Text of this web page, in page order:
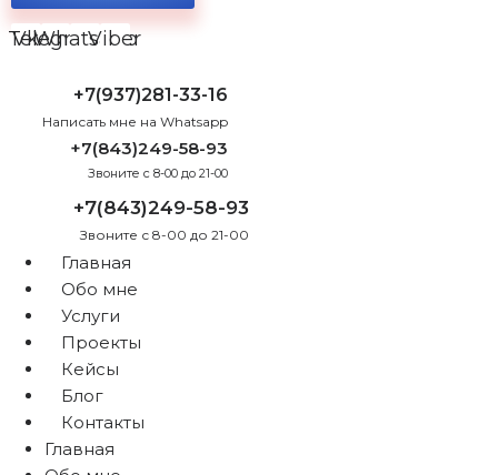
Vk
Telegram
Whatsapp
Viber
+7(937)281-33-16
Написать мне на Whatsapp
+7(843)249-58-93
Звоните с 8-00 до 21-00
+7(843)249-58-93
Звоните с 8-00 до 21-00
Главная
Обо мне
Услуги
Проекты
Кейсы
Блог
Контакты
Главная